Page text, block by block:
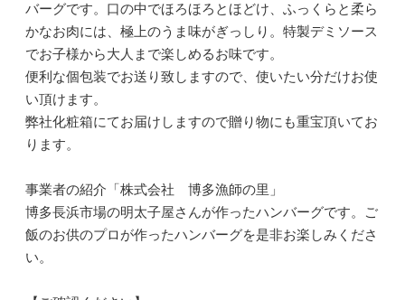
バーグです。口の中でほろほろとほどけ、ふっくらと柔ら
かなお肉には、極上のうま味がぎっしり。特製デミソース
でお子様から大人まで楽しめるお味です。
便利な個包装でお送り致しますので、使いたい分だけお使
い頂けます。
弊社化粧箱にてお届けしますので贈り物にも重宝頂いてお
ります。
事業者の紹介「株式会社 博多漁師の里」
博多長浜市場の明太子屋さんが作ったハンバーグです。ご
飯のお供のプロが作ったハンバーグを是非お楽しみくださ
い。